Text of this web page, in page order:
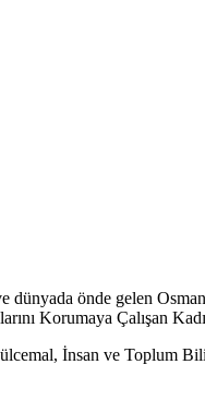
önde gelen
Korumaya Çalışan
İnsan ve Toplum